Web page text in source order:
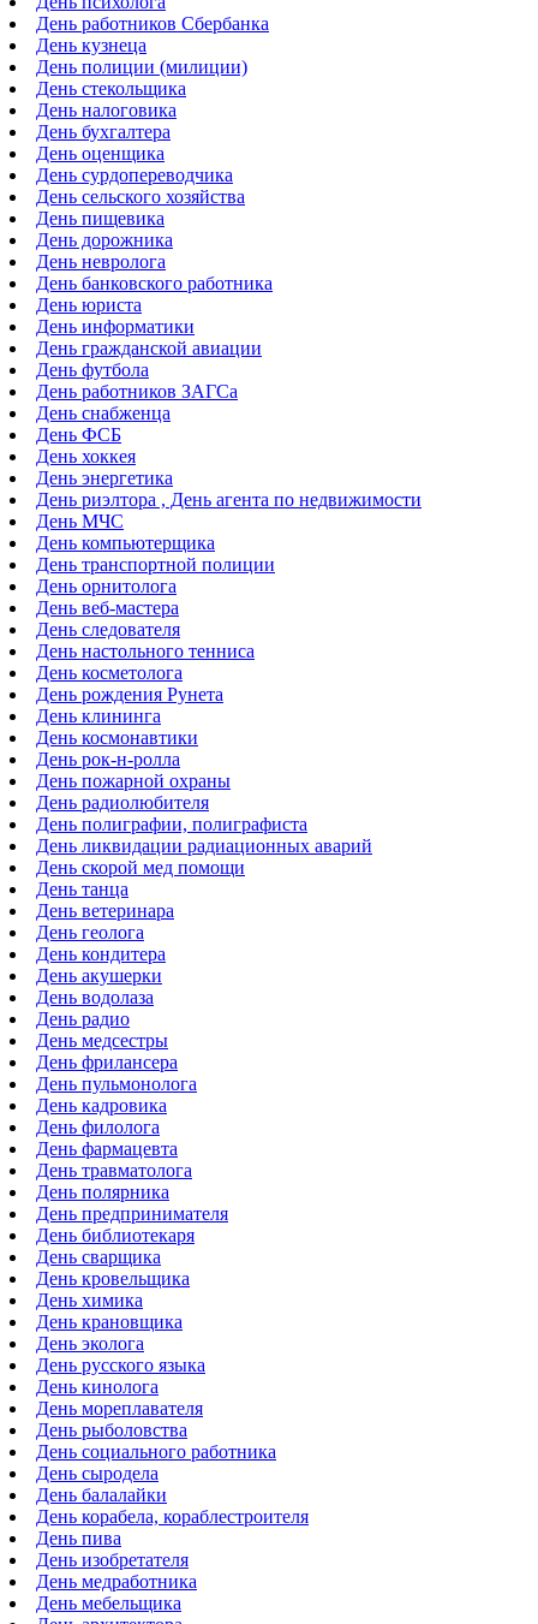
День работников Сбербанка
День кузнеца
День полиции (милиции)
День стекольщика
День налоговика
День бухгалтера
День оценщика
День сурдопереводчика
День сельского хозяйства
День пищевика
День дорожника
День невролога
День банковского работника
День юриста
День информатики
День гражданской авиации
День футбола
День работников ЗАГСа
День снабженца
День ФСБ
День хоккея
День энергетика
День риэлтора , День агента по недвижимости
День МЧС
День компьютерщика
День транспортной полиции
День орнитолога
День веб-мастера
День следователя
День настольного тенниса
День косметолога
День рождения Рунета
День клининга
День космонавтики
День рок-н-ролла
День пожарной охраны
День радиолюбителя
День полиграфии, полиграфиста
День ликвидации радиационных аварий
День скорой мед помощи
День танца
День ветеринара
День геолога
День кондитера
День акушерки
День водолаза
День радио
День медсестры
День фрилансера
День пульмонолога
День кадровика
День филолога
День фармацевта
День травматолога
День полярника
День предпринимателя
День библиотекаря
День сварщика
День кровельщика
День химика
День крановщика
День эколога
День русского языка
День кинолога
День мореплавателя
День рыболовства
День социального работника
День сыродела
День балалайки
День корабела, кораблестроителя
День пива
День изобретателя
День медработника
День мебельщика